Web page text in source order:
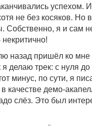
успехом.
не без косяков. Но
Собственно, я и сам
некритично!
назад пришёл ко мне
я делаю трек: с нуля
минус, по сути, я
в качестве демо-
слёз. Это был